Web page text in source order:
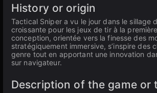
History or origin
Tactical Sniper a vu le jour dans le sillage
croissante pour les jeux de tir à la
conception, orientée vers la finesse des
stratégiquement immersive, s’inspire des
genre tout en apportant une innovation
sur navigateur.
Description of the game or